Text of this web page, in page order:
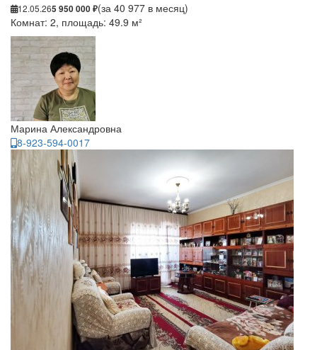
12.05.265 950 000 ₽(за 40 977 в месяц)
Комнат: 2, площадь: 49.9 м²
Марина Александровна
8-923-594-0017